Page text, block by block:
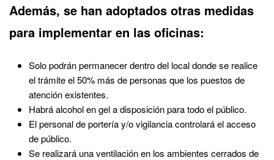
Además, se han adoptados otras medidas
para implementar en las oficinas:
Solo podrán permanecer dentro del local donde se realice
el trámite el 50% más de personas que los puestos de
atención existentes.
Habrá alcohol en gel a disposición para todo el público.
El personal de portería y/o vigilancia controlará el acceso
de público.
Se realizará una ventilación en los ambientes cerrados de